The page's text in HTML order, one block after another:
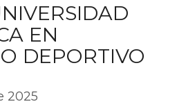
EN
DEPORTIVO
2025